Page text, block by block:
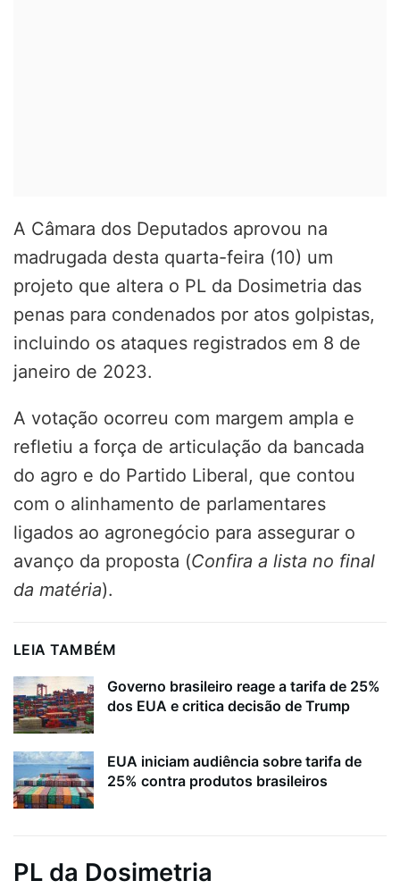
A Câmara dos Deputados aprovou na
madrugada desta quarta-feira (10) um
projeto que altera o PL da Dosimetria das
penas para condenados por atos golpistas,
incluindo os ataques registrados em 8 de
janeiro de 2023.
A votação ocorreu com margem ampla e
refletiu a força de articulação da bancada
do agro e do Partido Liberal, que contou
com o alinhamento de parlamentares
ligados ao agronegócio para assegurar o
avanço da proposta (Confira a lista no final
da matéria).
LEIA TAMBÉM
Governo brasileiro reage a tarifa de 25%
dos EUA e critica decisão de Trump
EUA iniciam audiência sobre tarifa de
25% contra produtos brasileiros
PL da Dosimetria